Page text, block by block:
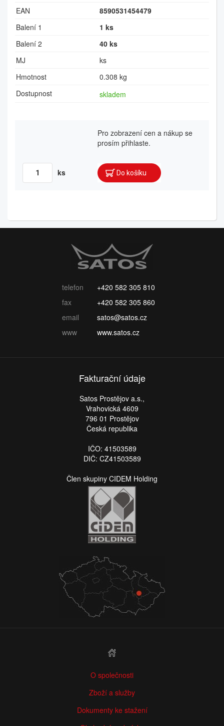
EAN
8590531454479
Balení 1
1 ks
Balení 2
40 ks
MJ
ks
Hmotnost
0.308 kg
Dostupnost
skladem
Pro zobrazení cen a nákup se
prosím přihlaste.
ks
telefon
+420 582 305 810
fax
+420 582 305 860
email
satos@satos.cz
www
www.satos.cz
Fakturační údaje
Satos Prostějov a.s.,
Vrahovická 4609
796 01 Prostějov
Česká republika
IČO: 41503589
DIČ: CZ41503589
Člen skupiny CIDEM Holding
O společnosti
Zboží a služby
Dokumenty ke stažení